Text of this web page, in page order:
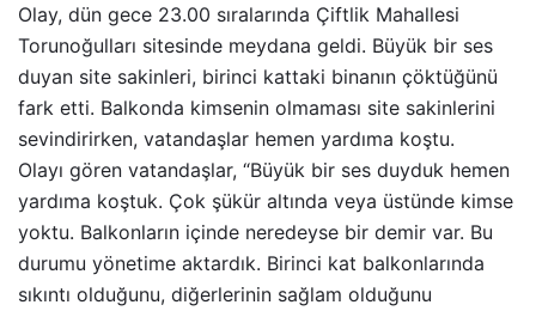
Olay, dün gece 23.00 sıralarında Çiftlik Mahallesi
Torunoğulları sitesinde meydana geldi. Büyük bir ses
duyan site sakinleri, birinci kattaki binanın çöktüğünü
fark etti. Balkonda kimsenin olmaması site sakinlerini
sevindirirken, vatandaşlar hemen yardıma koştu.
Olayı gören vatandaşlar, “Büyük bir ses duyduk hemen
yardıma koştuk. Çok şükür altında veya üstünde kimse
yoktu. Balkonların içinde neredeyse bir demir var. Bu
durumu yönetime aktardık. Birinci kat balkonlarında
sıkıntı olduğunu, diğerlerinin sağlam olduğunu